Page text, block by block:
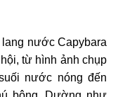
lang nước Capybara
từ hình ảnh chụp
nước nóng đến